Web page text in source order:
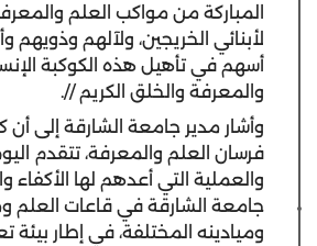
المباركة من مواكب العلم
لأبنائي الخريجين، ولآلهم
أسهم في تأهيل هذه الكوكبة
والمعرفة والخلق الكريم //.
وأشار مدير جامعة الشارقة إلى
فرسان العلم والمعرفة، تتقدم
والعملية التي أعدهم لها الأكفاء
جامعة الشارقة في قاعات العلم
وميادينه المختلفة، في إطار